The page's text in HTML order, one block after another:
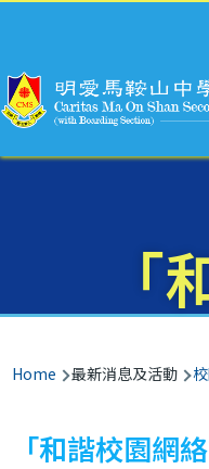
「
Breadcrumb
Home 最新消息及活動
「和諧校園網